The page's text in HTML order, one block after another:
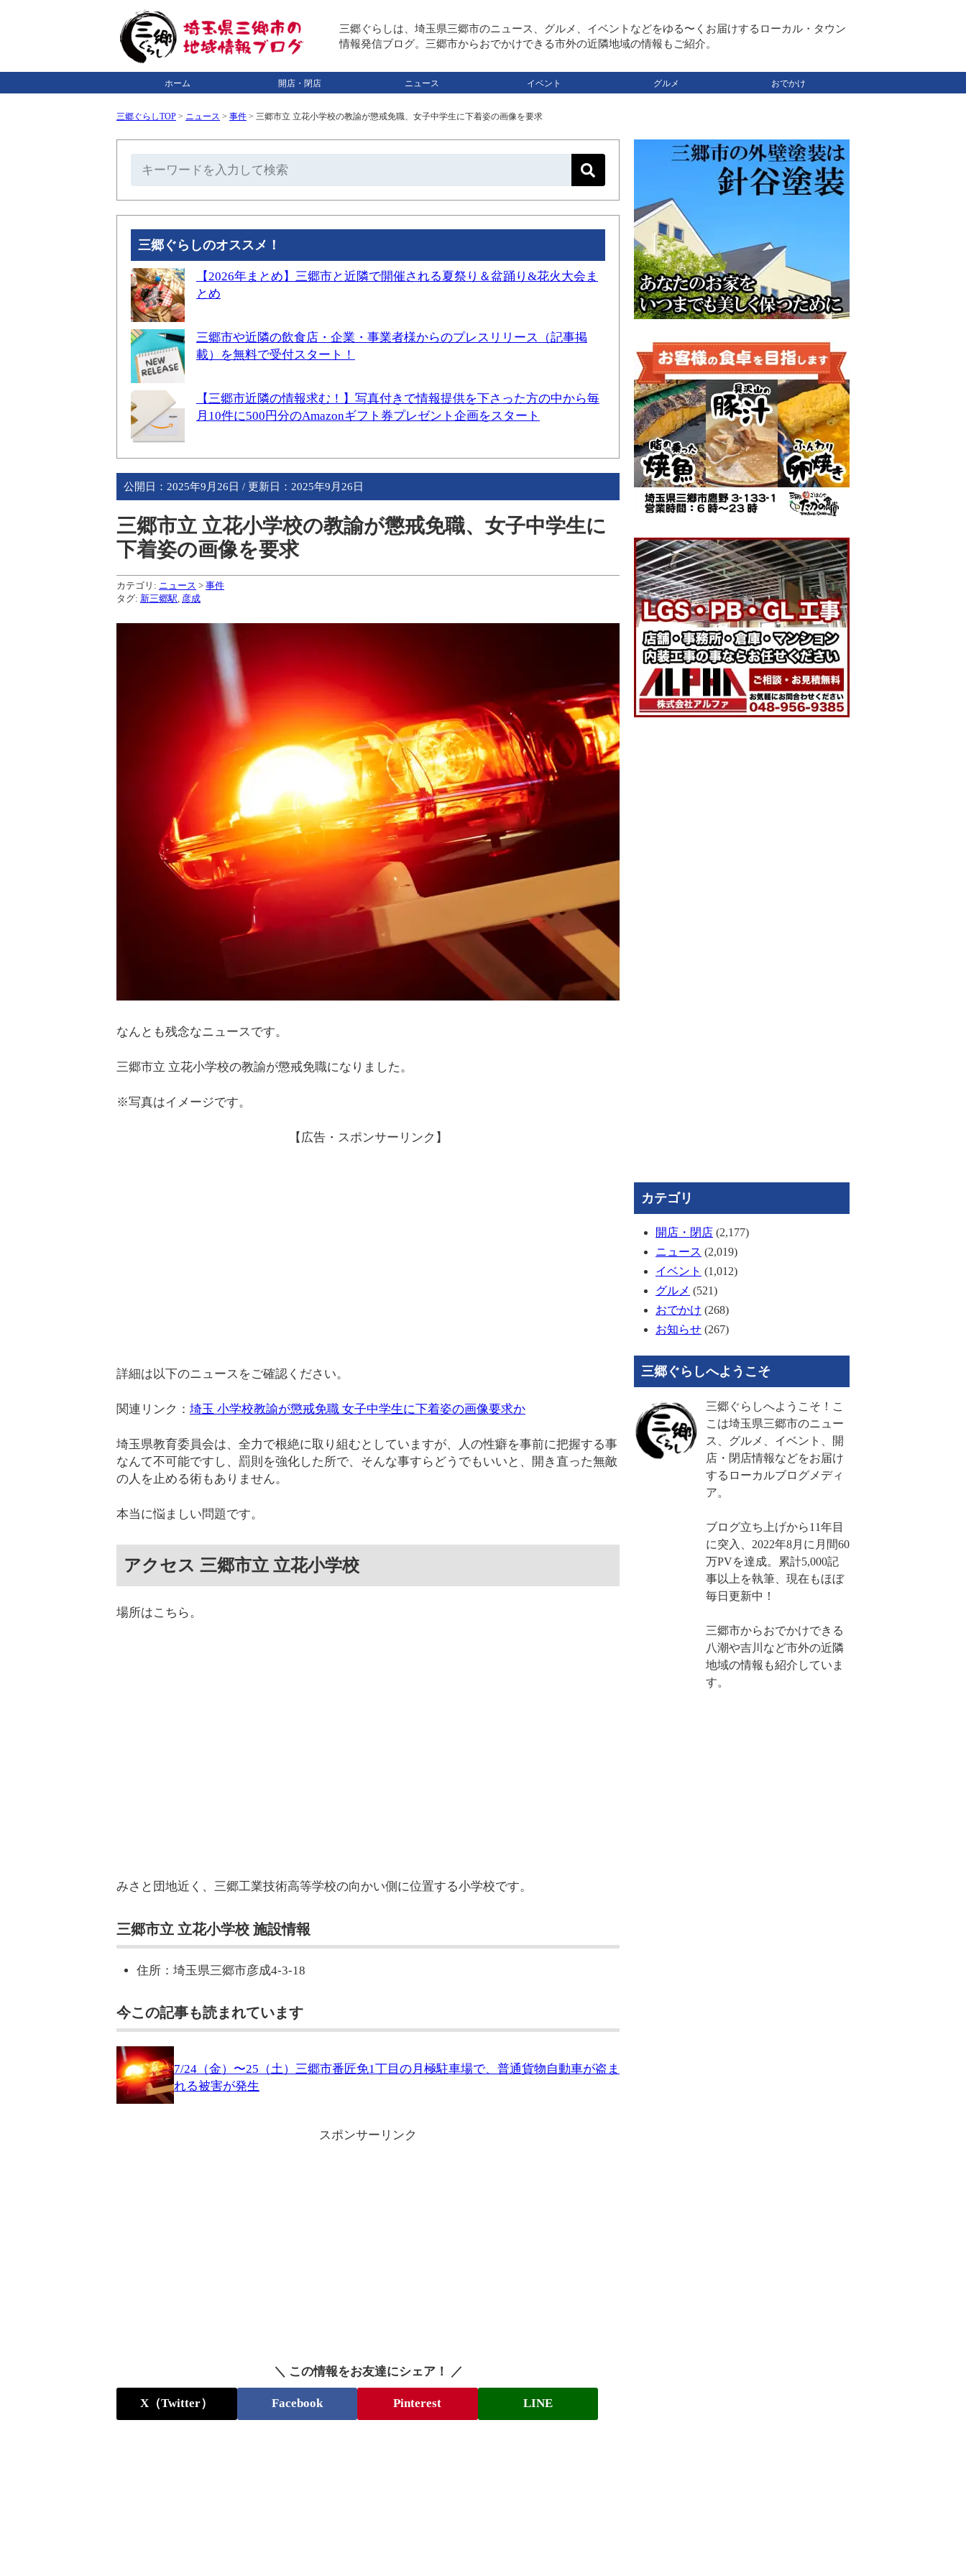
三郷ぐらしは、埼玉県三郷市のニュース、グルメ、イベントなどをゆる〜くお届けするローカル・タウン
情報発信ブログ。三郷市からおでかけできる市外の近隣地域の情報もご紹介。
ホーム 開店・閉店 ニュース イベント グルメ おでかけ
三郷ぐらしTOP > ニュース > 事件 > 三郷市立 立花小学校の教諭が懲戒免職、女子中学生に下着姿の画像を要求
三郷ぐらしのオススメ！
【2026年まとめ】三郷市と近隣で開催される夏祭り＆盆踊り&花火大会ま
とめ
三郷市や近隣の飲食店・企業・事業者様からのプレスリリース（記事掲
載）を無料で受付スタート！
【三郷市近隣の情報求む！】写真付きで情報提供を下さった方の中から毎
月10件に500円分のAmazonギフト券プレゼント企画をスタート
公開日： 2025年9月26日 / 更新日： 2025年9月26日
三郷市立 立花小学校の教諭が懲戒免職、女子中学生に
下着姿の画像を要求
カテゴリ: ニュース > 事件
タグ: 新三郷駅 彦成
なんとも残念なニュースです。
三郷市立 立花小学校の教諭が懲戒免職になりました。
※写真はイメージです。
【広告・スポンサーリンク】
詳細は以下のニュースをご確認ください。
関連リンク： 埼玉 小学校教諭が懲戒免職 女子中学生に下着姿の画像要求か
埼玉県教育委員会は、全力で根絶に取り組むとしていますが、人の性癖を事前に把握する事
なんて不可能ですし、罰則を強化した所で、そんな事すらどうでもいいと、開き直った無敵
の人を止める術もありません。
本当に悩ましい問題です。
アクセス 三郷市立 立花小学校
場所はこちら。
みさと団地近く、三郷工業技術高等学校の向かい側に位置する小学校です。
三郷市立 立花小学校 施設情報
住所：埼玉県三郷市彦成4-3-18
今この記事も読まれています
7/24（金）〜25（土）三郷市番匠免1丁目の月極駐車場で、普通貨物自動車が盗ま
れる被害が発生
スポンサーリンク
＼ この情報をお友達にシェア！ ／
X（Twitter） Facebook Pinterest LINE
カテゴリ
開店・閉店 (2,177)
ニュース (2,019)
イベント (1,012)
グルメ (521)
おでかけ (268)
お知らせ (267)
三郷ぐらしへようこそ
三郷ぐらしへようこそ！こ
こは埼玉県三郷市のニュー
ス、グルメ、イベント、開
店・閉店情報などをお届け
するローカルブログメディ
ア。
ブログ立ち上げから11年目
に突入、2022年8月に月間60
万PVを達成。累計5,000記
事以上を執筆、現在もほぼ
毎日更新中！
三郷市からおでかけできる
八潮や吉川など市外の近隣
地域の情報も紹介していま
す。